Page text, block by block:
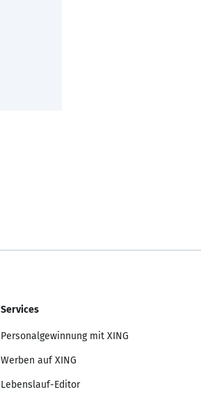
Services
Personalgewinnung mit XING
Werben auf XING
Lebenslauf-Editor